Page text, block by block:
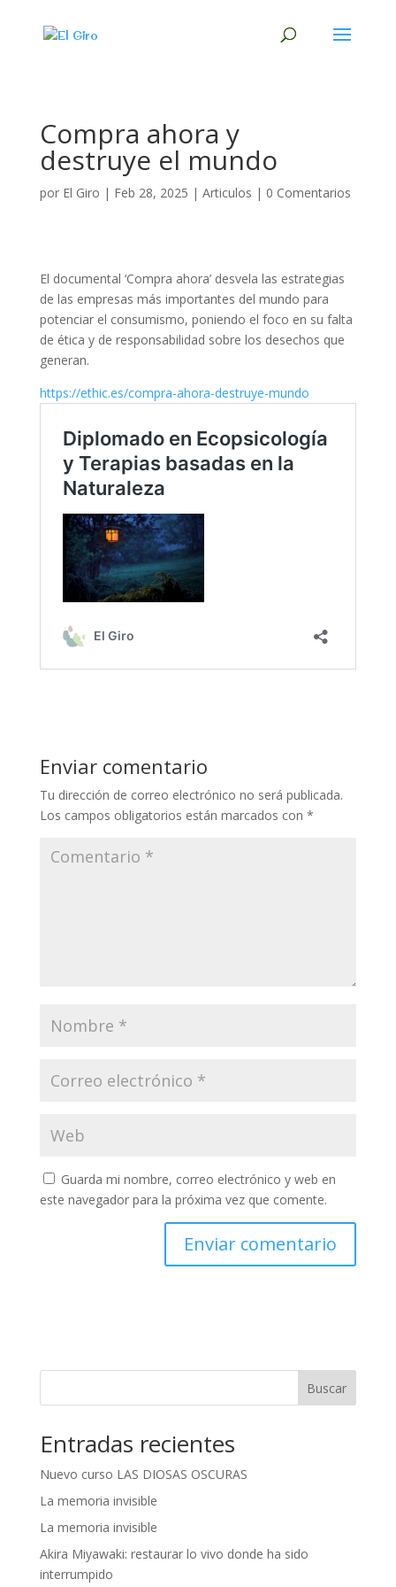
Compra ahora y
destruye el mundo
por El Giro | Feb 28, 2025 | Articulos | 0 Comentarios
El documental ‘Compra ahora’ desvela las estrategias
de las empresas más importantes del mundo para
potenciar el consumismo, poniendo el foco en su falta
de ética y de responsabilidad sobre los desechos que
generan.
https://ethic.es/compra-ahora-destruye-mundo
Enviar comentario
Tu dirección de correo electrónico no será publicada.
Los campos obligatorios están marcados con *
Guarda mi nombre, correo electrónico y web en
este navegador para la próxima vez que comente.
e
:
Buscar
Entradas recientes
Nuevo curso LAS DIOSAS OSCURAS
La memoria invisible
La memoria invisible
Akira Miyawaki: restaurar lo vivo donde ha sido
interrumpido